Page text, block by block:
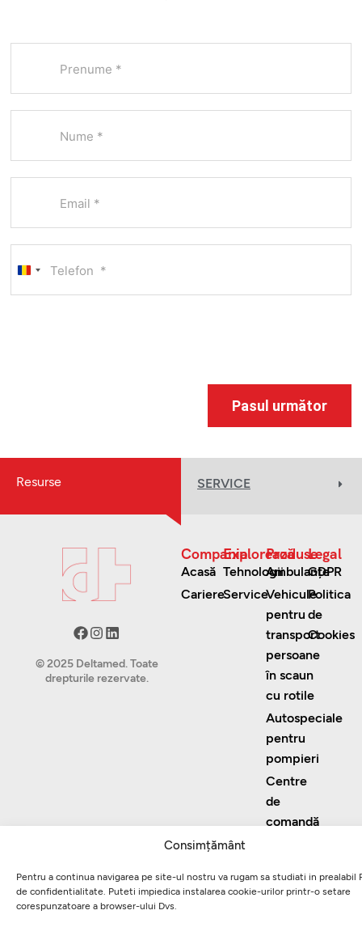
Consimțământ
Pentru a continua navigarea pe site-ul nostru va rugam sa studiati in prealabil
de confidentialitate. Puteti impiedica instalarea cookie-urilor printr-o setare
corespunzatoare a browser-ului Dvs.
Romania
+40
Pasul următor
Resurse SERVICE
© 2025 Deltamed. Toate
drepturile rezervate.
Compania
Acasă
Cariere
Explorează
Tehnologii
Service
Produse
Ambulanțe
Vehicule
pentru
transport
persoane
în scaun
cu rotile
Autospeciale
pentru
pompieri
Centre
de
comandă
Legal
GDPR
Politica
de
Cookies